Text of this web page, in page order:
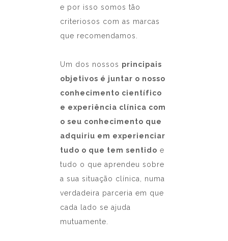
e por isso somos tão
criteriosos com as marcas
que recomendamos.
Um dos nossos principais
objetivos é juntar o nosso
conhecimento científico
e experiência clínica com
o seu conhecimento que
adquiriu em experienciar
tudo o que tem sentido e
tudo o que aprendeu sobre
a sua situação clínica, numa
verdadeira parceria em que
cada lado se ajuda
mutuamente.